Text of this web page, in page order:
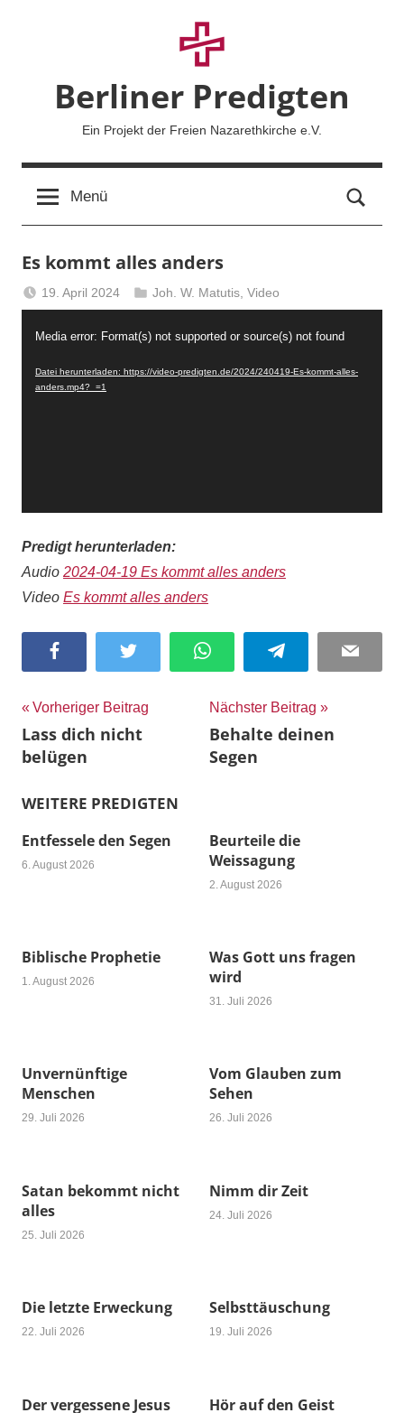
Berliner Predigten
Ein Projekt der Freien Nazarethkirche e.V.
Menü
Es kommt alles anders
19. April 2024
Berliner
Predigten
Joh. W. Matutis ,Video
Media error: Format(s) not supported or source(s) not found
Datei herunterladen: https://video-predigten.de/2024/240419-Es-kommt-alles-
anders.mp4?_=1
Predigt herunterladen:
Audio 2024-04-19 Es kommt alles anders
Video Es kommt alles anders
Facebook Twitter WhatsApp Telegram Email
Beitragsnavigation
Vorheriger Beitrag
Lass dich nicht
belügen
Nächster Beitrag
Behalte deinen
Segen
WEITERE PREDIGTEN
Entfessele den Segen
6. August 2026
Beurteile die
Weissagung
2. August 2026
Biblische Prophetie
1. August 2026
Was Gott uns fragen
wird
31. Juli 2026
Unvernünftige
Menschen
29. Juli 2026
Vom Glauben zum
Sehen
26. Juli 2026
Satan bekommt nicht
alles
25. Juli 2026
Nimm dir Zeit
24. Juli 2026
Die letzte Erweckung
22. Juli 2026
Selbsttäuschung
19. Juli 2026
Der vergessene Jesus Hör auf den Geist